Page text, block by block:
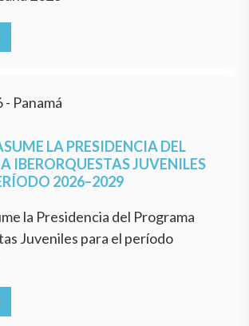
- Panamá
LA PRESIDENCIA DEL
IBERORQUESTAS JUVENILES
2026–2029
la Presidencia del Programa
Juveniles para el período